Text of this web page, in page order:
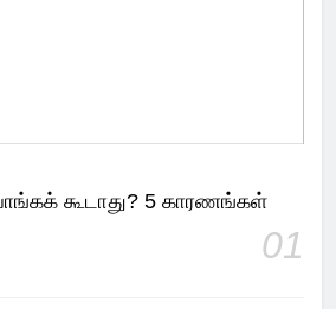
கூடாது? 5 காரணங்கள்
01